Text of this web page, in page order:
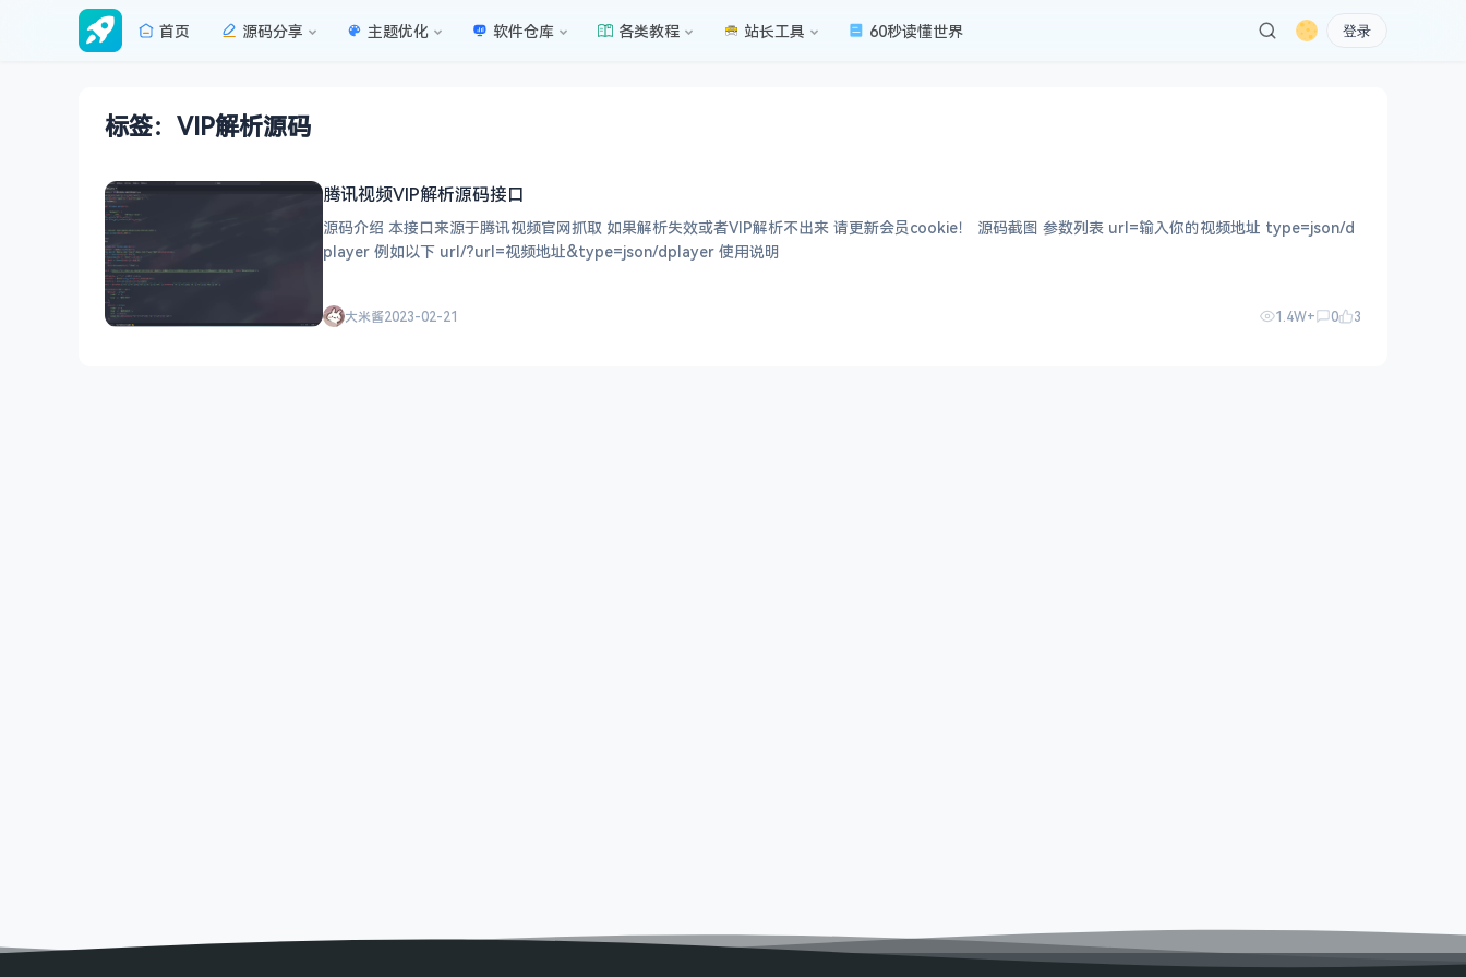
首页 源码分享 主题优化 软件仓库 各类教程 站长工具 60秒读懂世界 登录
标签：VIP解析源码
腾讯视频VIP解析源码接口
源码介绍 本接口来源于腾讯视频官网抓取 如果解析失效或者VIP解析不出来 请更新会员cookie！ 源码截图 参数列表 url=输入你的视频地址 type=json/d
player 例如以下 url/?url=视频地址&type=json/dplayer 使用说明
大米酱2023-02-21 1.4W+ 0 3